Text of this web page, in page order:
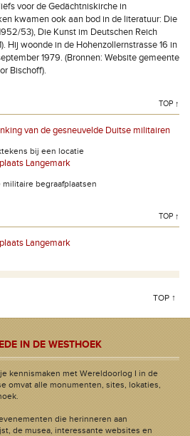
voor de Gedächtniskirche in
kwamen ook aan bod in de literatuur: Die
53), Die Kunst im Deutschen Reich
Hij woonde in de Hohenzollernstrasse 16 in
1979. (Bronnen: Website gemeente
Bischoff).
TOP ↑
van de gesneuvelde Duitse militairen
bij een locatie
Langemark
begraafplaatsen
TOP ↑
Langemark
TOP ↑
IN DE WESTHOEK
kennismaken met Wereldoorlog I in de
omvat alle monumenten, sites, lokaties,
die herinneren aan
de musea, interessante websites en